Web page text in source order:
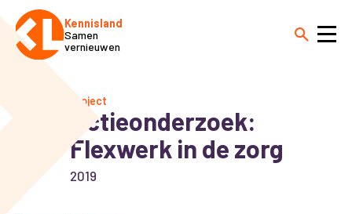
Kennisland
Samen
vernieuwen
Project
Actieonderzoek:
Flexwerk in de zorg
2019